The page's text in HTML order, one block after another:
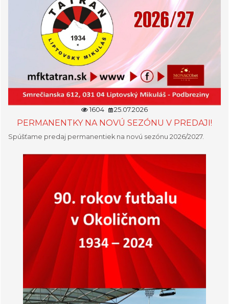
1604 25.07.2026
PERMANENTKY NA NOVÚ SEZÓNU V PREDAJI!
Spúšťame predaj permanentiek na novú sezónu 2026/2027.